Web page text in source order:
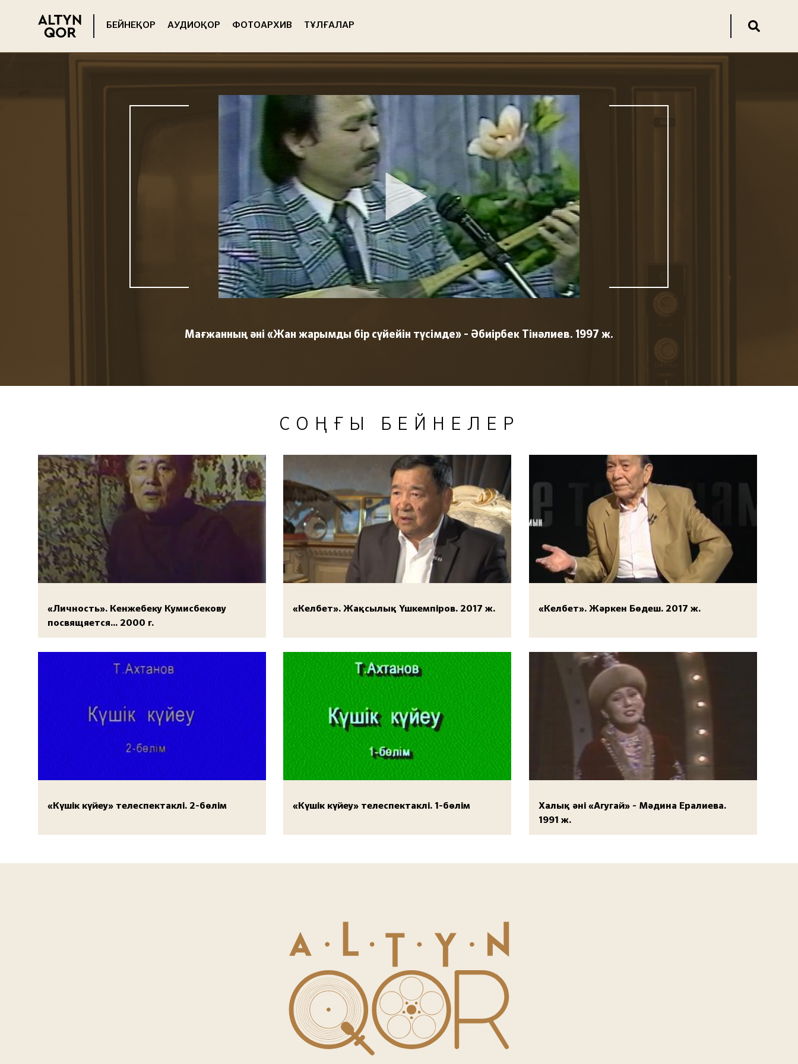
БЕЙНЕҚОР АУДИОҚОР ФОТОАРХИВ ТҰЛҒАЛАР
Мағжанның әні «Жан жарымды бір сүйейін түсімде» - Әбиірбек Тінәлиев. 1997 ж.
СОҢҒЫ БЕЙНЕЛЕР
«Личность». Кенжебеку Кумисбекову
посвящяется... 2000 г.
«Келбет». Жақсылық Үшкемпіров. 2017 ж. «Келбет». Жәркен Бөдеш. 2017 ж.
«Күшік күйеу» телеспектаклі. 2-бөлім «Күшік күйеу» телеспектаклі. 1-бөлім
Халық әні «Агугай» - Мәдина Ералиева.
1991 ж.